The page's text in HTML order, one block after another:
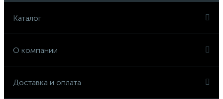
Каталог
О компании
Доставка и оплата